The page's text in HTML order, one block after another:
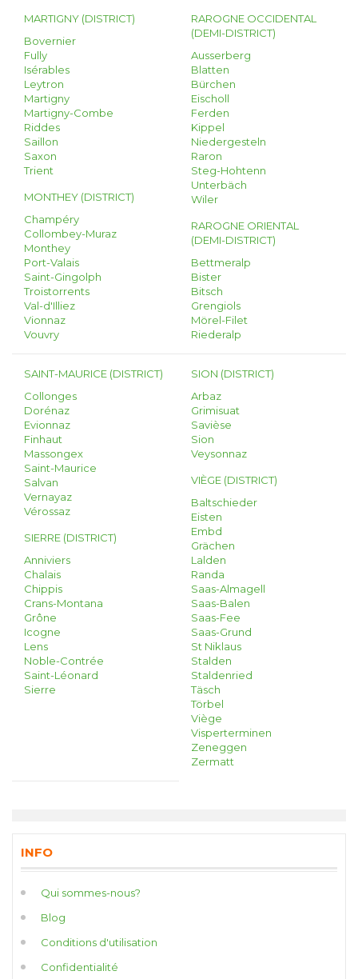
MARTIGNY (DISTRICT)
Bovernier
Fully
Isérables
Leytron
Martigny
Martigny-Combe
Riddes
Saillon
Saxon
Trient
MONTHEY (DISTRICT)
Champéry
Collombey-Muraz
Monthey
Port-Valais
Saint-Gingolph
Troistorrents
Val-d'Illiez
Vionnaz
Vouvry
RAROGNE OCCIDENTAL
(DEMI-DISTRICT)
Ausserberg
Blatten
Bürchen
Eischoll
Ferden
Kippel
Niedergesteln
Raron
Steg-Hohtenn
Unterbäch
Wiler
RAROGNE ORIENTAL
(DEMI-DISTRICT)
Bettmeralp
Bister
Bitsch
Grengiols
Mörel-Filet
Riederalp
SAINT-MAURICE (DISTRICT)
Collonges
Dorénaz
Evionnaz
Finhaut
Massongex
Saint-Maurice
Salvan
Vernayaz
Vérossaz
SIERRE (DISTRICT)
Anniviers
Chalais
Chippis
Crans-Montana
Grône
Icogne
Lens
Noble-Contrée
Saint-Léonard
Sierre
SION (DISTRICT)
Arbaz
Grimisuat
Savièse
Sion
Veysonnaz
VIÈGE (DISTRICT)
Baltschieder
Eisten
Embd
Grächen
Lalden
Randa
Saas-Almagell
Saas-Balen
Saas-Fee
Saas-Grund
St Niklaus
Stalden
Staldenried
Täsch
Törbel
Viège
Visperterminen
Zeneggen
Zermatt
INFO
Qui sommes-nous?
Blog
Conditions d'utilisation
Confidentialité